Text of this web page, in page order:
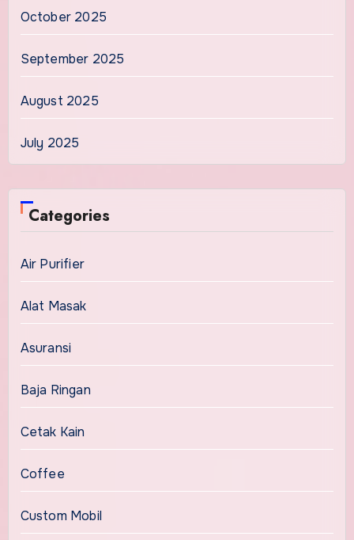
October 2025
September 2025
August 2025
July 2025
Categories
Air Purifier
Alat Masak
Asuransi
Baja Ringan
Cetak Kain
Coffee
Custom Mobil